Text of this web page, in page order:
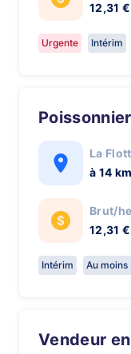
12,31
Urgente Intérim
La
à 14 km
Brut/
12,31
Intérim Au
Vendeur